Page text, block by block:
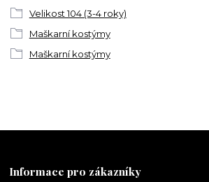
Velikost 104 (3-4 roky)
Maškarní kostýmy
Maškarní kostýmy
Informace pro zákazníky